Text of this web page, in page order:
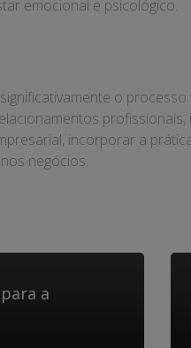
emocional e psicológico.
o
incorporar a
negócios.
a